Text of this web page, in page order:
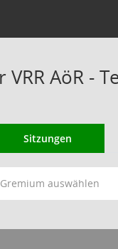
AöR -
Sitzungen
Gremium auswählen